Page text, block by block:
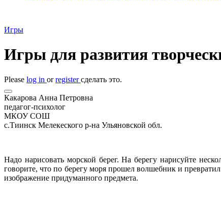
Игры
Игры для развития
Please log in orregisterсделать это.
Какарова Анна Петровна
педагог-психолог
МКОУ СОШ
с.Тиинск Мелекеского р-на Ульяновской обл.
Надо нарисовать морской берег. На берегу нарисуйте
говорите, что по берегу моря прошел волшебник и
изображение придуманного предмета.